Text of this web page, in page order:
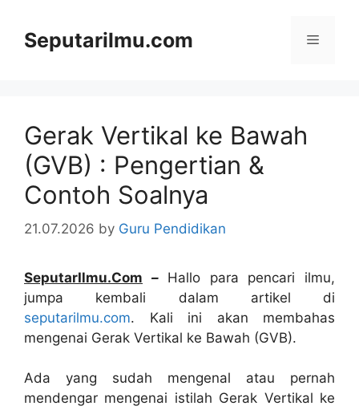
contentSeputarilmu.com Menu
Gerak Vertikal ke Bawah
(GVB) : Pengertian &
Contoh Soalnya
21.07.2026 by Guru Pendidikan
SeputarIlmu.Com –Hallo para pencari ilmu,
jumpa kembali dalam artikel di
seputarilmu.com. Kali ini akan membahas
mengenai Gerak Vertikal ke Bawah (GVB).
Ada yang sudah mengenal atau pernah
mendengar mengenai istilah Gerak Vertikal ke